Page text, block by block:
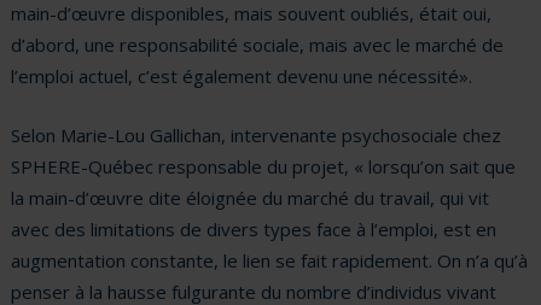
main-d’œuvre disponibles, mais souvent oubliés, était oui,
d’abord, une responsabilité sociale, mais avec le marché de
l’emploi actuel, c’est également devenu une nécessité».
Selon Marie-Lou Gallichan, intervenante psychosociale chez
SPHERE-Québec responsable du projet, « lorsqu’on sait que
la main-d’œuvre dite éloignée du marché du travail, qui vit
avec des limitations de divers types face à l’emploi, est en
augmentation constante, le lien se fait rapidement. On n’a qu’à
penser à la hausse fulgurante du nombre d’individus vivant